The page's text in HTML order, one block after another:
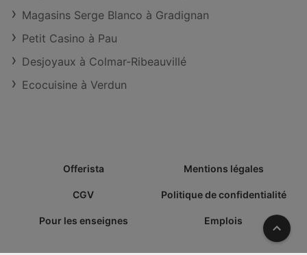
Magasins Serge Blanco à Gradignan
Petit Casino à Pau
Desjoyaux à Colmar-Ribeauvillé
Ecocuisine à Verdun
Offerista Mentions légales
CGV Politique de confidentialité
Pour les enseignes Emplois Vers